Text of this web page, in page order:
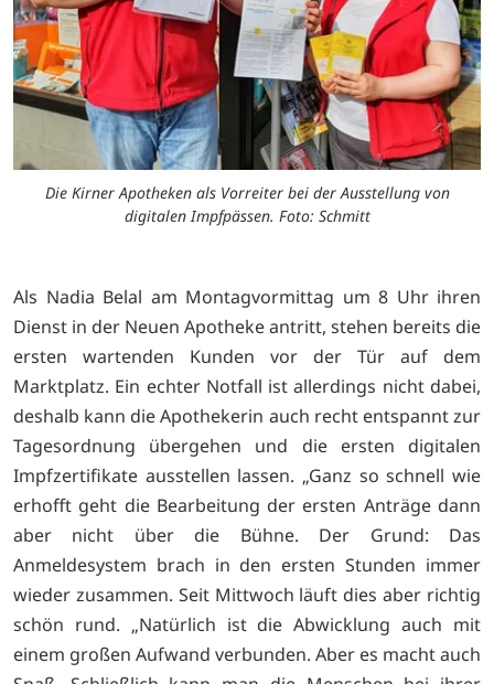
Die Kirner Apotheken als Vorreiter bei der Ausstellung von
digitalen Impfpässen. Foto: Schmitt
Als Nadia Belal am Montagvormittag um 8 Uhr ihren
Dienst in der Neuen Apotheke antritt, stehen bereits die
ersten wartenden Kunden vor der Tür auf dem
Marktplatz. Ein echter Notfall ist allerdings nicht dabei,
deshalb kann die Apothekerin auch recht entspannt zur
Tagesordnung übergehen und die ersten digitalen
Impfzertifikate ausstellen lassen. „Ganz so schnell wie
erhofft geht die Bearbeitung der ersten Anträge dann
aber nicht über die Bühne. Der Grund: Das
Anmeldesystem brach in den ersten Stunden immer
wieder zusammen. Seit Mittwoch läuft dies aber richtig
schön rund. „Natürlich ist die Abwicklung auch mit
einem großen Aufwand verbunden. Aber es macht auch